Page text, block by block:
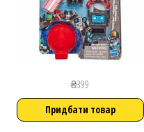
₴399
Придбати товар